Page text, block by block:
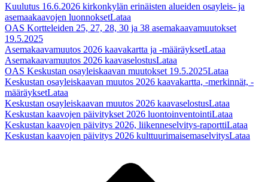
Kuulutus 16.6.2026 kirkonkylän erinäisten alueiden osayleis- ja
asemaakaavojen luonnoksetLataa
OAS Kortteleiden 25, 27, 28, 30 ja 38 asemakaavamuutokset
19.5.2025
Asemakaavamuutos 2026 kaavakartta ja -määräyksetLataa
Asemakaavamuutos 2026 kaavaselostusLataa
OAS Keskustan osayleiskaavan muutokset 19.5.2025Lataa
Keskustan osayleiskaavan muutos 2026 kaavakartta, -merkinnät, -
määräyksetLataa
Keskustan osayleiskaavan muutos 2026 kaavaselostusLataa
Keskustan kaavojen päivitykset 2026 luontoinventointiLataa
Keskustan kaavojen päivitys 2026, liikenneselvitys-raporttiLataa
Keskustan kaavojen päivitys 2026 kulttuurimaisemaselvitysLataa